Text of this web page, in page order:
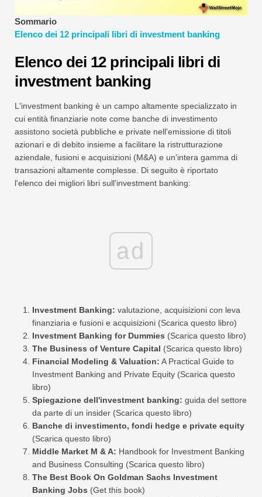
Modulo completo
Tutorial sulla gestione del rischio
Sommario
Elenco dei 12 principali libri di investment banking
Elenco dei 12 principali libri di
investment banking
L'investment banking è un campo altamente specializzato in
cui entità finanziarie note come banche di investimento
assistono società pubbliche e private nell'emissione di titoli
azionari e di debito insieme a facilitare la ristrutturazione
aziendale, fusioni e acquisizioni (M&A) e un'intera gamma di
transazioni altamente complesse. Di seguito è riportato
l'elenco dei migliori libri sull'investment banking:
ad
Investment Banking: valutazione, acquisizioni con leva
finanziaria e fusioni e acquisizioni (Scarica questo libro)
Investment Banking for Dummies (Scarica questo libro)
The Business of Venture Capital (Scarica questo libro)
Financial Modeling & Valuation: A Practical Guide to
Investment Banking and Private Equity (Scarica questo
libro)
Spiegazione dell'investment banking: guida del settore
da parte di un insider (Scarica questo libro)
Banche di investimento, fondi hedge e private equity
(Scarica questo libro)
Middle Market M & A: Handbook for Investment Banking
and Business Consulting (Scarica questo libro)
The Best Book On Goldman Sachs Investment
Banking Jobs (Get this book)